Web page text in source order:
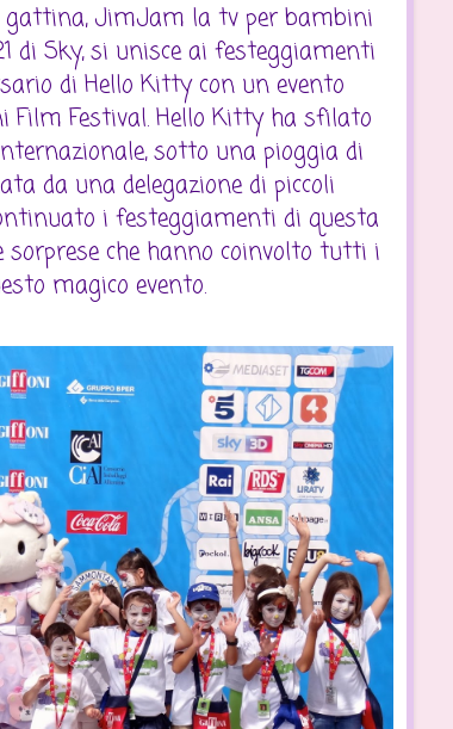
JimJam la tv per bambini
di Sky, si unisce ai festeggiamenti
di Hello Kitty con un evento
Festival. Hello Kitty ha sfilato
sotto una pioggia di
da una delegazione di piccoli
i festeggiamenti di questa
che hanno coinvolto tutti i
magico evento.